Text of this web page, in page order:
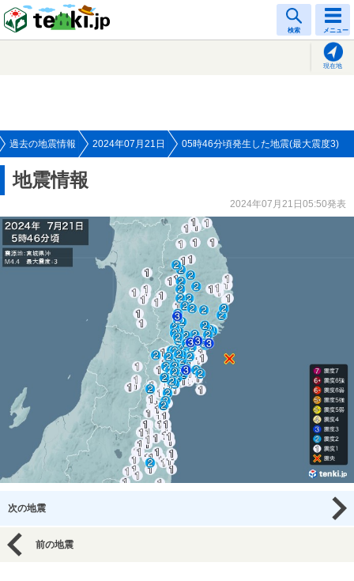
検索 メニュー
現在地
過去の地震情報 2024年07月21日 05時46分頃発生した地震(最大震度3)
地震情報
2024年07月21日05:50発表
次の地震
前の地震